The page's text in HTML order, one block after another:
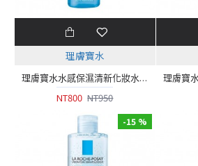
理膚寶水
理膚寶水水感保濕清新化妝水 200ml
NT800 NT950
-15 %